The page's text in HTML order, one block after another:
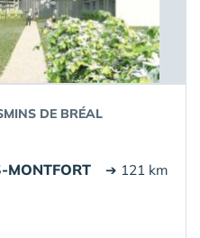
DE BRÉAL
➔ 121 km